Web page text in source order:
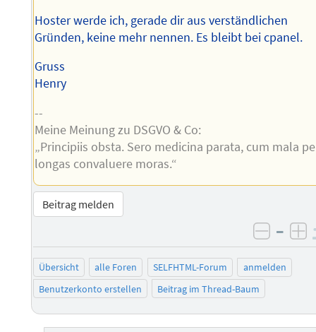
Hoster werde ich, gerade dir aus verständlichen
Gründen, keine mehr nennen. Es bleibt bei cpanel.
Gruss
Henry
--
Meine Meinung zu DSGVO & Co:
„Principiis obsta. Sero medicina parata, cum mala
longas convaluere moras.“
Beitrag melden
–
Übersicht alle Foren SELFHTML-Forum
anmelden
Benutzerkonto erstellen
Beitrag im Thread-Baum